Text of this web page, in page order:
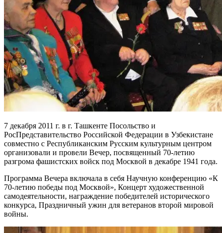
7 декабря 2011 г. в г. Ташкенте Посольство и
РосПредставительство Российской Федерации в Узбекистане
совместно с Республиканским Русским культурным центром
организовали и провели Вечер, посвященный 70-летию
разгрома фашистских войск под Москвой в декабре 1941 года.
Программа Вечера включала в себя Научную конференцию «К
70-летию победы под Москвой», Концерт художественной
самодеятельности, награждение победителей исторического
конкурса, Праздничный ужин для ветеранов второй мировой
войны.